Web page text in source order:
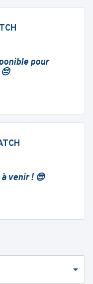
pour
à venir ! 😎